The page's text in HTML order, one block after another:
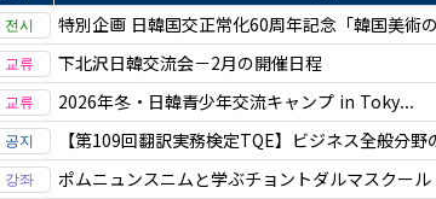
特別企画 日韓国交正常化60周年記念「韓国美術
下北沢日韓交流会－2月の開催日程
2026年冬・日韓青少年交流キャンプ in Toky...
【第109回翻訳実務検定TQE】ビジネス全般分野
ポムニュンスニムと学ぶチョントダルマスクール